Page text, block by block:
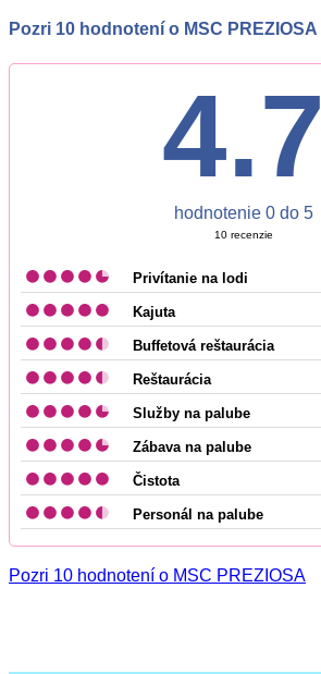
Pozri 10 hodnotení o MSC PREZIOSA
4.7
hodnotenie 0 do 5
10 recenzie
Privítanie na lodi
Kajuta
Buffetová reštaurácia
Reštaurácia
Služby na palube
Zábava na palube
Čistota
Personál na palube
Pozri 10 hodnotení o MSC PREZIOSA